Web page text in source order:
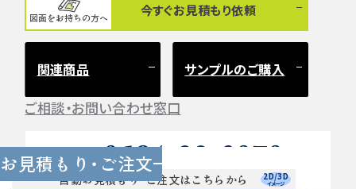
お見積もり・ご注文
自動お見積もり・ご注文はこちらから 2D/3D
イメージ
図面をお持ちの方へ 今すぐお見積もり依頼
関連商品 サンプルのご購入
ご相談・お問い合わせ窓口
Tel. 0584-33-2070
営業時間 9:00〜17:00（土日祝 定休）